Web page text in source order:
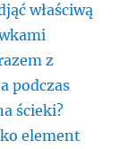
właściwą
z
podczas
ścieki?
element